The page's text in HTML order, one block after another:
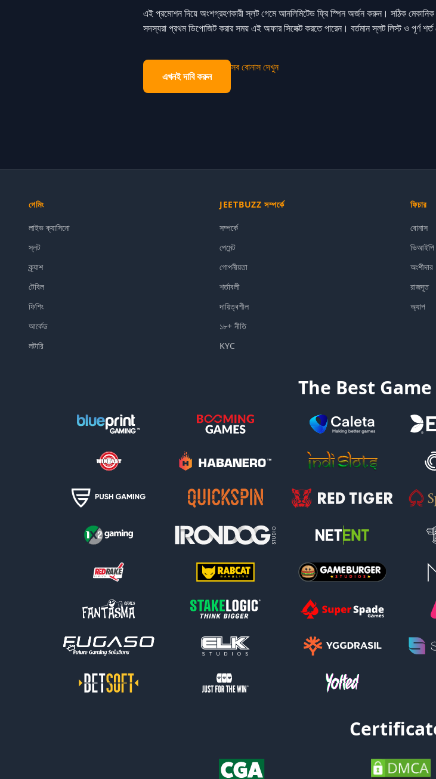
এই প্রমোশন দিয়ে অংশগ্রহণকারী স্লট গেমে আনলিমিটেড ফ্রি স্পিন অর্জন করুন। সঠিক
সদস্যরা প্রথম ডিপোজিট করার সময় এই অফার সিলেক্ট করতে পারেন। বর্তমান স্লট লিস্ট ও পূর্ণ
এখনই দাবি করুন
সব বোনাস দেখুন
গেমিং
লাইভ ক্যাসিনো
স্লট
ক্র্যাশ
টেবিল
ফিশিং
আর্কেড
লটারি
JEETBUZZ সম্পর্কে
সম্পর্কে
পেমেন্ট
গোপনীয়তা
শর্তাবলী
দায়িত্বশীল
১৮+ নীতি
KYC
ফিচার
বোনাস
ভিআইপি
অংশীদার
রাজদূত
অ্যাপ
The Best